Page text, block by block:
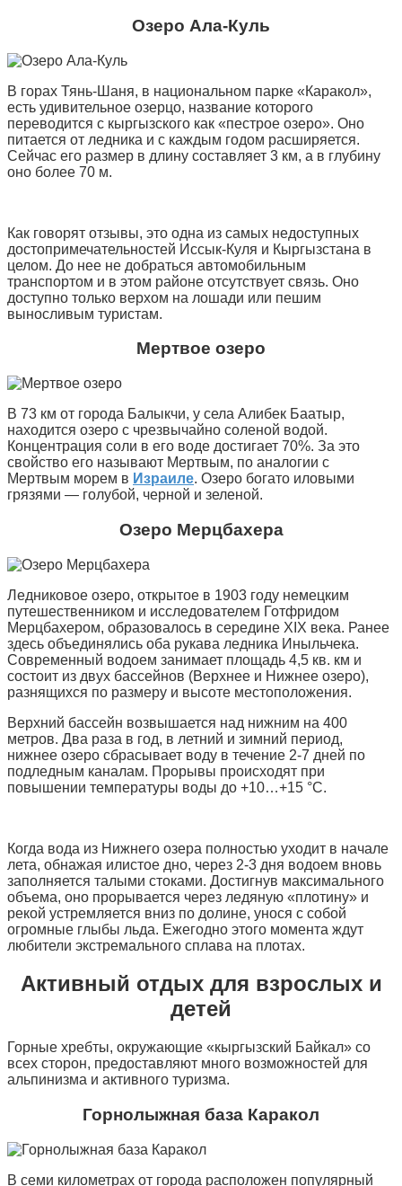
Озеро Ала-Куль
В горах Тянь-Шаня, в национальном парке «Каракол»,
есть удивительное озерцо, название которого
переводится с кыргызского как «пестрое озеро». Оно
питается от ледника и с каждым годом расширяется.
Сейчас его размер в длину составляет 3 км, а в глубину
оно более 70 м.
Как говорят отзывы, это одна из самых недоступных
достопримечательностей Иссык-Куля и Кыргызстана в
целом. До нее не добраться автомобильным
транспортом и в этом районе отсутствует связь. Оно
доступно только верхом на лошади или пешим
выносливым туристам.
Мертвое озеро
В 73 км от города Балыкчи, у села Алибек Баатыр,
находится озеро с чрезвычайно соленой водой.
Концентрация соли в его воде достигает 70%. За это
свойство его называют Мертвым, по аналогии с
Мертвым морем в Израиле. Озеро богато иловыми
грязями — голубой, черной и зеленой.
Озеро Мерцбахера
Ледниковое озеро, открытое в 1903 году немецким
путешественником и исследователем Готфридом
Мерцбахером, образовалось в середине XIX века. Ранее
здесь объединялись оба рукава ледника Иныльчека.
Современный водоем занимает площадь 4,5 кв. км и
состоит из двух бассейнов (Верхнее и Нижнее озеро),
разнящихся по размеру и высоте местоположения.
Верхний бассейн возвышается над нижним на 400
метров. Два раза в год, в летний и зимний период,
нижнее озеро сбрасывает воду в течение 2-7 дней по
подледным каналам. Прорывы происходят при
повышении температуры воды до +10…+15 °C.
Когда вода из Нижнего озера полностью уходит в начале
лета, обнажая илистое дно, через 2-3 дня водоем вновь
заполняется талыми стоками. Достигнув максимального
объема, оно прорывается через ледяную «плотину» и
рекой устремляется вниз по долине, унося с собой
огромные глыбы льда. Ежегодно этого момента ждут
любители экстремального сплава на плотах.
Активный отдых для взрослых и
детей
Горные хребты, окружающие «кыргызский Байкал» со
всех сторон, предоставляют много возможностей для
альпинизма и активного туризма.
Горнолыжная база Каракол
В семи километрах от города расположен популярный